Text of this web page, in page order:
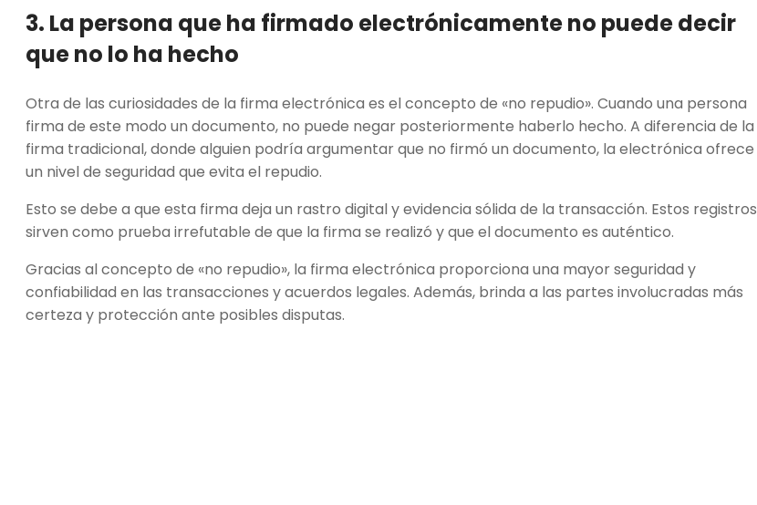
3. La persona que ha firmado electrónicamente no puede decir
que no lo ha hecho
Otra de las curiosidades de la firma electrónica es el concepto de «no repudio». Cuando una persona
firma de este modo un documento, no puede negar posteriormente haberlo hecho. A diferencia de la
firma tradicional, donde alguien podría argumentar que no firmó un documento, la electrónica ofrece
un nivel de seguridad que evita el repudio.
Esto se debe a que esta firma deja un rastro digital y evidencia sólida de la transacción. Estos registros
sirven como prueba irrefutable de que la firma se realizó y que el documento es auténtico.
Gracias al concepto de «no repudio», la firma electrónica proporciona una mayor seguridad y
confiabilidad en las transacciones y acuerdos legales. Además, brinda a las partes involucradas más
certeza y protección ante posibles disputas.